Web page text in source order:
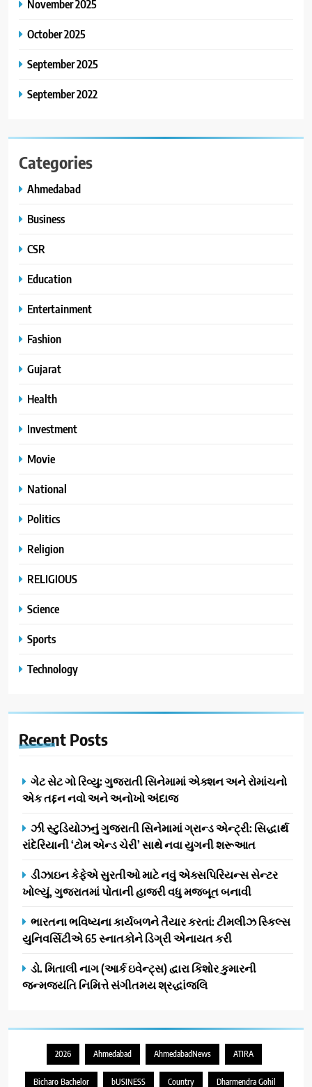
November 2025
October 2025
September 2025
September 2022
Categories
Ahmedabad
Business
CSR
Education
Entertainment
Fashion
Gujarat
Health
Investment
Movie
National
Politics
Religion
RELIGIOUS
Science
Sports
Technology
Recent Posts
ગેટ સેટ ગો રિવ્યુ: ગુજરાતી સિનેમામાં એક્શન અને રોમાંચનો
એક તદ્દન નવો અને અનોખો અંદાજ
ઝી સ્ટુડિયોઝનું ગુજરાતી સિનેમામાં ગ્રાન્ડ એન્ટ્રી: સિદ્ધાર્થ
રાંદેરિયાની ‘ટોમ એન્ડ ચેરી’ સાથે નવા યુગની શરૂઆત
ડીઝાઇન કેફેએ સુરતીઓ માટે નવું એક્સપિરિયન્સ સેન્ટર
ખોલ્યું, ગુજરાતમાં પોતાની હાજરી વધુ મજબૂત બનાવી
ભારતના ભવિષ્યના કાર્યબળને તૈયાર કરતાં: ટીમલીઝ સ્કિલ્સ
યુનિવર્સિટીએ 65 સ્નાતકોને ડિગ્રી એનાયત કરી
ડો. મિતાલી નાગ (આર્ક ઇવેન્ટ્સ) દ્વારા કિશોર કુમારની
જન્મજયંતિ નિમિત્તે સંગીતમય શ્રદ્ધાંજલિ
2026 Ahmedabad AhmedabadNews ATIRA
Bicharo Bachelor bUSINESS Country Dharmendra Gohil